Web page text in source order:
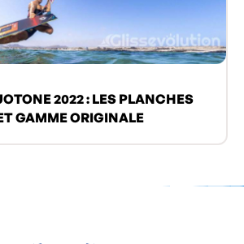
2022 : LES PLANCHES
GAMME ORIGINALE